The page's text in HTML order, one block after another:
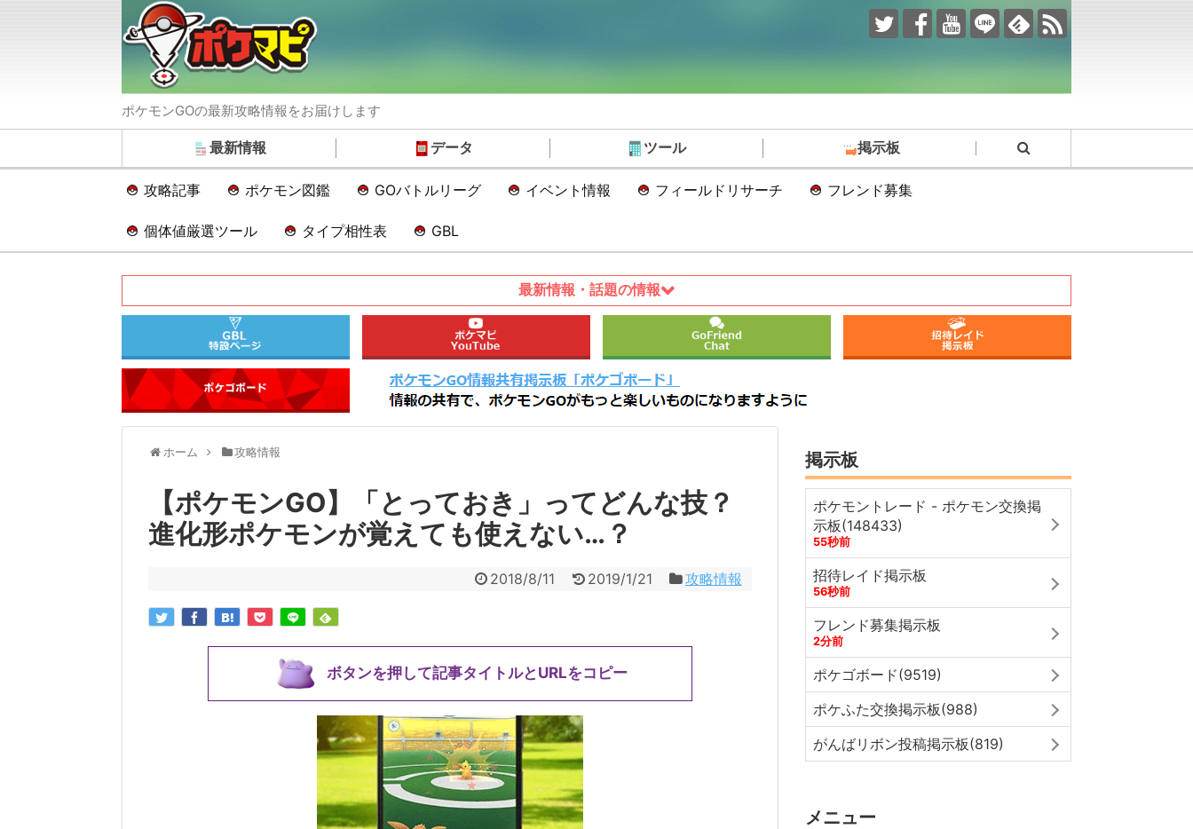
ポケモンGOの最新攻略情報をお届けします
最新情報 データ ツール 掲示板
攻略記事 ポケモン図鑑 GOバトルリーグ イベント情報 フィールドリサーチ フレンド募集
個体値厳選ツール タイプ相性表 GBL
最新情報・話題の情報
ホーム 攻略情報
【ポケモンGO】「とっておき」ってどんな技？
進化形ポケモンが覚えても使えない…？
2018/8/11 2019/1/21 攻略情報
ボタンを押して記事タイトルとURLをコピー
掲示板
ポケモントレード - ポケモン交換掲
示板(148433)
55秒前
招待レイド掲示板
56秒前
フレンド募集掲示板
2分前
ポケゴボード(9519)
ポケふた交換掲示板(988)
がんばリボン投稿掲示板(819)
メニュー